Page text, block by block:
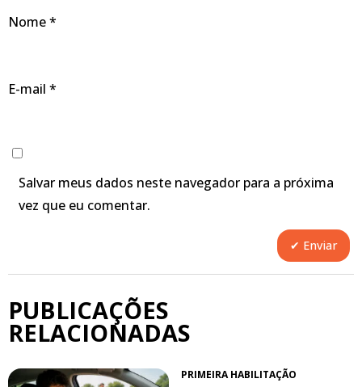
Nome*
E-mail *
Salvar meus dados neste navegador para a próxima
vez que eu comentar.
PUBLICAÇÕES
RELACIONADAS
PRIMEIRA HABILITAÇÃO